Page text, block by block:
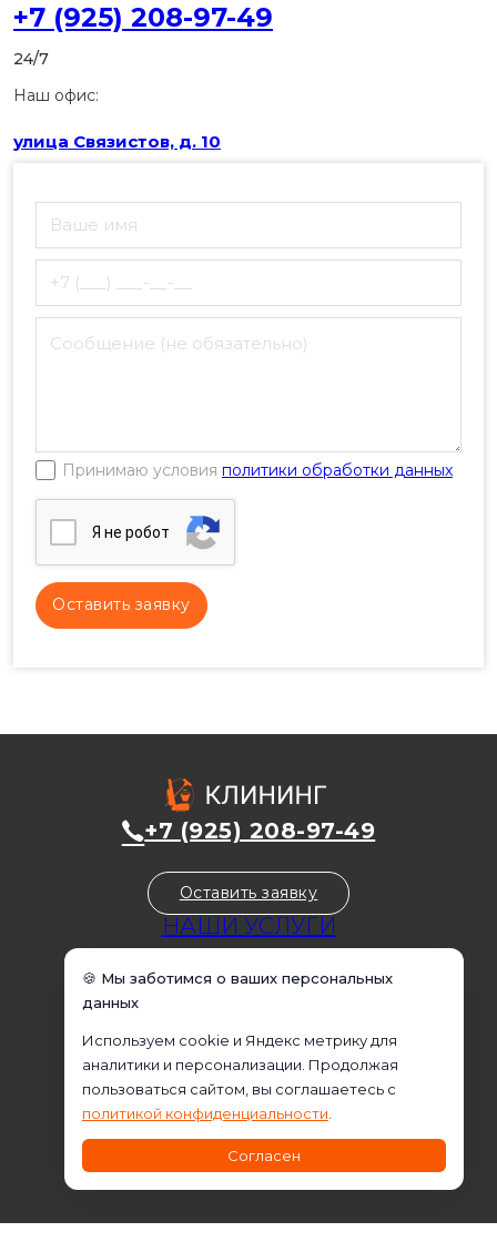
+7 (925) 208-97-49
24/7
Наш офис:
улица Связистов, д. 10
Принимаю условия политики обработки данных
Я нe poбoт
НАШИ УСЛУГИ
Уборка офисов
Домработница
Клининговые услуги
Химчистка
Промышленный альпинизм
+7 (925) 208-97-49
Оставить заявку
🍪 Мы заботимся о ваших персональных
данных
Используем cookie и Яндекс метрику для
аналитики и персонализации. Продолжая
пользоваться сайтом, вы соглашаетесь с
политикой конфиденциальности
Согласен